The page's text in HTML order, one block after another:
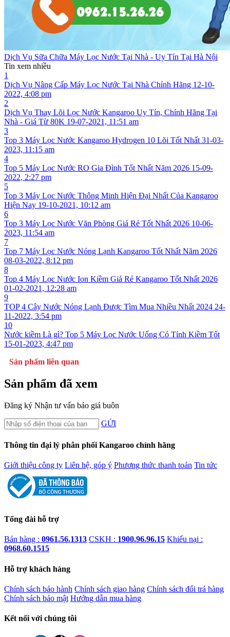
Dịch Vụ Sữa Chữa Máy Lọc Nước Tại Nhà - Uy Tín Tại Hà Nội
Tin xem nhiều
1
Dịch Vụ Nâng Cấp Máy Lọc Nước Tại Nhà Chính Hãng 12-10-
2022, 4:08 pm
2
Dịch Vụ Thay Lõi Lọc Nước Kangaroo Uy Tín, Chính Hãng Tại
Nhà - Giá Từ 80K 19-07-2021, 11:51 am
3
Top 3 Máy Lọc Nước Kangaroo Hydrogen 10 Lõi Tốt Nhất 31-03-
2023, 11:15 am
4
Top 5 Máy Lọc Nước RO Gia Đình Tốt Nhất Năm 2026 15-09-
2022, 2:27 pm
5
Top 3 Máy Lọc Nước Thông Minh Hiện Đại Nhất Của Kangaroo
Hiện Nay 19-10-2021, 10:12 am
6
Top 3 Máy Lọc Nước Văn Phòng Giá Rẻ Tốt Nhất 2026 10-06-
2023, 11:54 am
7
Top 7 Máy Lọc Nước Nóng Lạnh Kangaroo Tốt Nhất Năm 2026
08-03-2022, 8:12 pm
8
Top 4 Máy Lọc Nước Ion Kiềm Giá Rẻ Kangaroo Tốt Nhất 2026
01-02-2021, 12:28 am
9
TOP 4 Cây Nước Nóng Lạnh Được Tìm Mua Nhiều Nhất 2024 24-
11-2022, 3:54 pm
10
Nước kiềm Là gì? Top 5 Máy Lọc Nước Uống Có Tính Kiềm Tốt
15-01-2023, 4:47 pm
Sản phẩm liên quan
Sản phẩm đã xem
Đăng ký Nhận tư vấn báo giá buôn
GỬI
Thông tin đại lý phân phối Kangaroo chính hãng
Giới thiệu công ty Liên hệ, góp ý Phương thức thanh toán Tin tức
Tổng đài hỗ trợ
Bán hàng : 0961.56.1313 CSKH : 1900.96.96.15 Khiếu nại :
0968.60.1515
Hỗ trợ khách hàng
Chính sách bảo hành Chính sách giao hàng Chính sách đổi trả hàng
Chính sách bảo mật Hướng dẫn mua hàng
Kết nối với chúng tôi